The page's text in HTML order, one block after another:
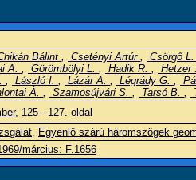
Bálint , Csetényi Artúr ,
Csörgő
A. , Görömbölyi L. , Hadik R. ,
, László I. , Lázár A. , Légrády G. ,
Á. , Szamosújvári S. , Tarsó B. ,
, 125 - 127. oldal
, Egyenlő szárú háromszögek
március: F.1656